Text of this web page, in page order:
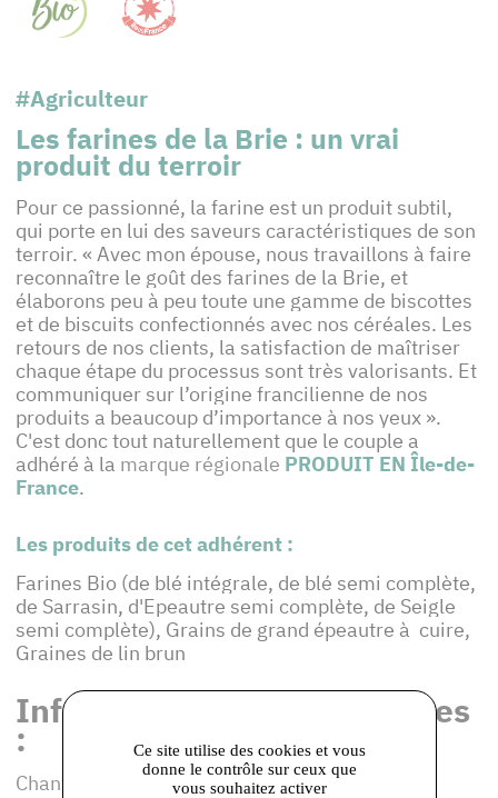
#Agriculteur
Les farines de la Brie : un vrai
produit du terroir
Pour ce passionné, la farine est un produit subtil,
qui porte en lui des saveurs caractéristiques de son
terroir. « Avec mon épouse, nous travaillons à faire
reconnaître le goût des farines de la Brie, et
élaborons peu à peu toute une gamme de biscottes
et de biscuits confectionnés avec nos céréales. Les
retours de nos clients, la satisfaction de maîtriser
chaque étape du processus sont très valorisants. Et
communiquer sur l’origine francilienne de nos
produits a beaucoup d’importance à nos yeux ».
C'est donc tout naturellement que le couple a
adhéré à la marque régionale PRODUIT EN Île-de-
France.
Les produits de cet adhérent :
Farines Bio (de blé intégrale, de blé semi complète,
de Sarrasin, d'Epeautre semi complète, de Seigle
semi complète), Grains de grand épeautre à cuire,
Graines de lin brun
Informations et coordonnées
:
Chantemerle
Ce site utilise des cookies et vous
donne le contrôle sur ceux que
vous souhaitez activer